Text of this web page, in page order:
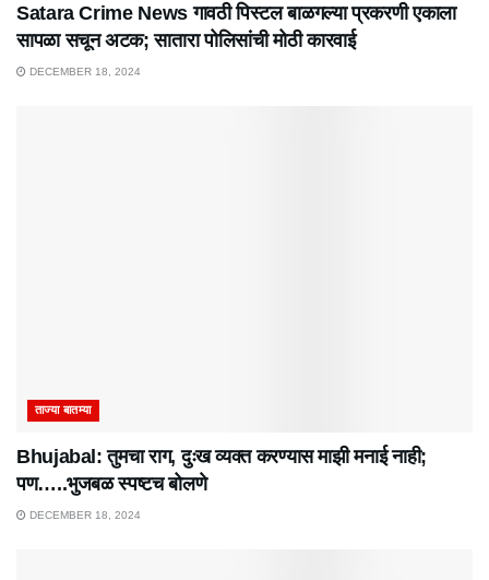
Satara Crime News गावठी पिस्टल बाळगल्या प्रकरणी एकाला
सापळा सचून अटक; सातारा पोलिसांची मोठी कारवाई
DECEMBER 18, 2024
ताज्या बातम्या
Bhujabal: तुमचा राग, दुःख व्यक्त करण्यास माझी मनाई नाही;
पण…..भुजबळ स्पष्टच बोलणे
DECEMBER 18, 2024